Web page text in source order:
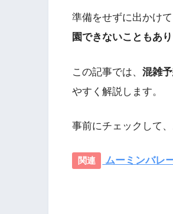
準備をせずに出かけ
園できないこともあり
この記事では、 混雑
やすく解説します。
事前にチェックして
ムーミンバレ